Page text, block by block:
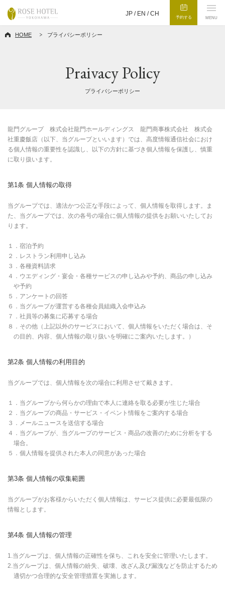
JP / EN /CH
予約する MENU
HOME プライバシーポリシー
Praivacy Policy
プライバシーポリシー
龍門グループ 株式会社龍門ホールディングス 龍門商事株式会社 株式会
社重慶飯店（以下、当グループといいます）では、高度情報通信社会におけ
る個人情報の重要性を認識し、以下の方針に基づき個人情報を保護し、慎重
に取り扱います。
第1条 個人情報の取得
当グループでは、適法かつ公正な手段によって、個人情報を取得します。ま
た、当グループでは、次の各号の場合に個人情報の提供をお願いいたしてお
ります。
１．宿泊予約
２．レストラン利用申し込み
３．各種資料請求
４．ウエディング・宴会・各種サービスの申し込みや予約、商品の申し込み
や予約
５．アンケートの回答
６．当グループが運営する各種会員組織入会申込み
７．社員等の募集に応募する場合
８．その他（上記以外のサービスにおいて、個人情報をいただく場合は、そ
の目的、内容、個人情報の取り扱いを明確にご案内いたします。）
第2条 個人情報の利用目的
当グループでは、個人情報を次の場合に利用させて戴きます。
１．当グループから何らかの理由で本人に連絡を取る必要が生じた場合
２．当グループの商品・サービス・イベント情報をご案内する場合
３．メールニュースを送信する場合
４．当グループが、当グループのサービス・商品の改善のために分析をする
場合。
５．個人情報を提供された本人の同意があった場合
第3条 個人情報の収集範囲
当グループがお客様からいただく個人情報は、サービス提供に必要最低限の
情報とします。
第4条 個人情報の管理
1.当グループは、個人情報の正確性を保ち、これを安全に管理いたします。
2.当グループは、個人情報の紛失、破壊、改ざん及び漏洩などを防止するため
適切かつ合理的な安全管理措置を実施します。